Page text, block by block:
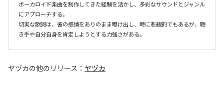
ボーカロイド楽曲を制作してきた経験を活かし、多彩なサウンドとジャンル
にアプローチする。
切実な歌詞は、彼の感情をありのまま曝け出し、時に悲観的でもあるが、聴
き手や自分自身を肯定しようとする力強さがある。
ヤヅカの他のリリース： ヤヅカ